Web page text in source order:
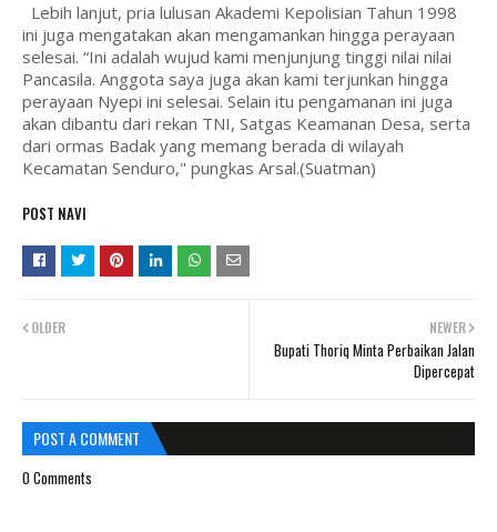
Lebih lanjut, pria lulusan Akademi Kepolisian Tahun 1998
ini juga mengatakan akan mengamankan hingga perayaan
selesai. “Ini adalah wujud kami menjunjung tinggi nilai nilai
Pancasila. Anggota saya juga akan kami terjunkan hingga
perayaan Nyepi ini selesai. Selain itu pengamanan ini juga
akan dibantu dari rekan TNI, Satgas Keamanan Desa, serta
dari ormas Badak yang memang berada di wilayah
Kecamatan Senduro," pungkas Arsal.(Suatman)
POST NAVI
NEWER
Bupati Thoriq Minta Perbaikan Jalan
Dipercepat
OLDER
POST A COMMENT
0 Comments